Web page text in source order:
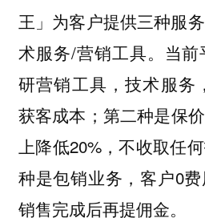
王」为客户提供三种服
术服务/营销工具。当前
研营销工具，技术服务
获客成本；第二种是保
上降低20%，不收取任
种是包销业务，客户0
销售完成后再提佣金。